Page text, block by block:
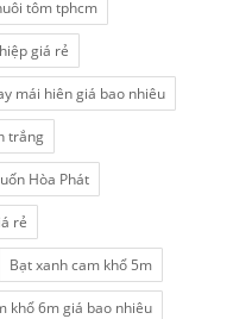
tôm tphcm
giá rẻ
mái hiên giá bao nhiêu
trắng
Hòa Phát
rẻ
Bạt xanh cam khổ 5m
khổ 6m giá bao nhiêu